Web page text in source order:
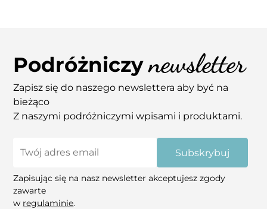
Podróżniczynewsletter
Zapisz się do naszego newslettera aby być na
bieżąco
Z naszymi podróżniczymi wpisami i produktami.
Subskrybuj
Zapisując się na nasz newsletter akceptujesz zgody
zawarte
w regulaminie.